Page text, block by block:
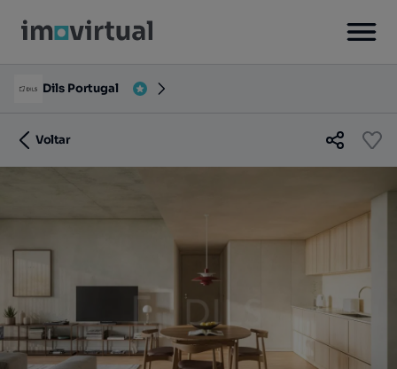
Dils Portugal
Voltar